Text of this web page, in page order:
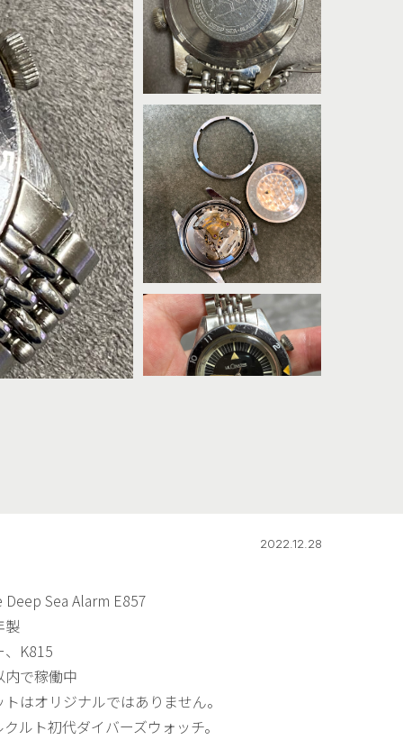
2022.12.28
Sea Alarm E857
製
、K815
で稼働中
はオリジナルではありません。
ルト初代ダイバーズウォッチ。
PATEK PHILIPPE ROLEX